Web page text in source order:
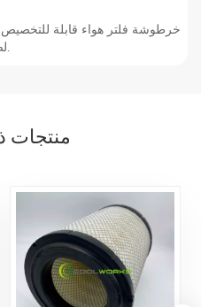
لصناعة فلاتر ضواغط الهواء.
منتجات